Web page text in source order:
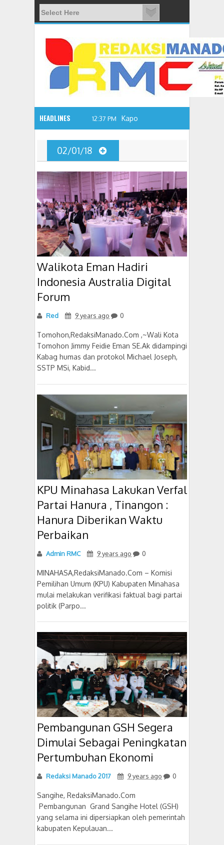
HEADLINES
12:37 PM
Kapolres Tomohon, Inspektur Upacara Hari Bhayangka
02/01/18
Walikota Eman Hadiri
Indonesia Australia Digital
Forum
Red 9 years ago 0
Tomohon,RedaksiManado.Com ,~Wali Kota
Tomohon Jimmy Feidie Eman SE.Ak didampingi
Kabag humas dan protokol Michael Joseph,
SSTP MSi, Kabid...
KPU Minahasa Lakukan Verfal
Partai Hanura , Tinangon :
Hanura Diberikan Waktu
Perbaikan
Admin RMC 9 years ago 0
MINAHASA,RedaksiManado.Com – Komisi
Pemilihan Umum (KPU) Kabupaten Minahasa
mulai melakukan verifikasi faktual bagi partai
politik (Parpo...
Pembangunan GSH Segera
Dimulai Sebagai Peningkatan
Pertumbuhan Ekonomi
Redaksi Manado 2017 9 years ago 0
Sangihe, RedaksiManado.Com
Pembangunan Grand Sangihe Hotel (GSH)
yang selama ini dipersiapkan oleh pemerintah
kabupaten Kepulauan...